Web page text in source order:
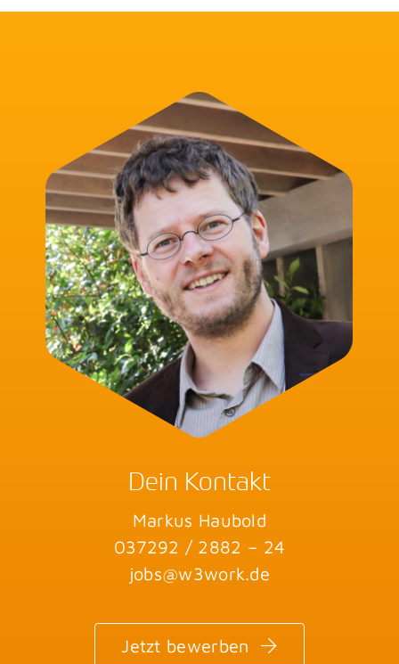
Dein Kontakt
Markus Haubold
037292 / 2882 – 24
jobs@w3work.de
Jetzt bewerben